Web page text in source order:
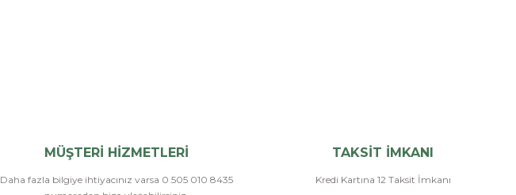
MÜŞTERİ HİZMETLERİ
Daha fazla bilgiye ihtiyacınız varsa 0 505 010 8435
TAKSİT İMKANI
Kredi Kartına 12 Taksit İmkanı